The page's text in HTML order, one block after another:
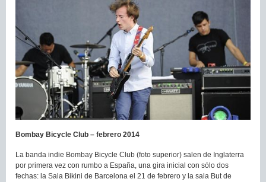
Bombay Bicycle Club – febrero 2014
La banda indie Bombay Bicycle Club (foto superior) salen de Inglaterra
por primera vez con rumbo a España, una gira inicial con sólo dos
fechas: la Sala Bikini de Barcelona el 21 de febrero y la sala But de